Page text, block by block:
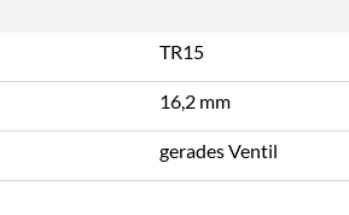
TR15
16,2 mm
gerades Ventil